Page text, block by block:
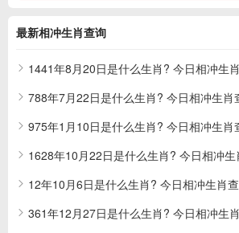
最新相冲生肖查询
1441年8月20日是什么生肖? 今日相冲生
788年7月22日是什么生肖? 今日相冲生肖
975年1月10日是什么生肖? 今日相冲生肖
1628年10月22日是什么生肖? 今日相冲生
12年10月6日是什么生肖? 今日相冲生肖
361年12月27日是什么生肖? 今日相冲生